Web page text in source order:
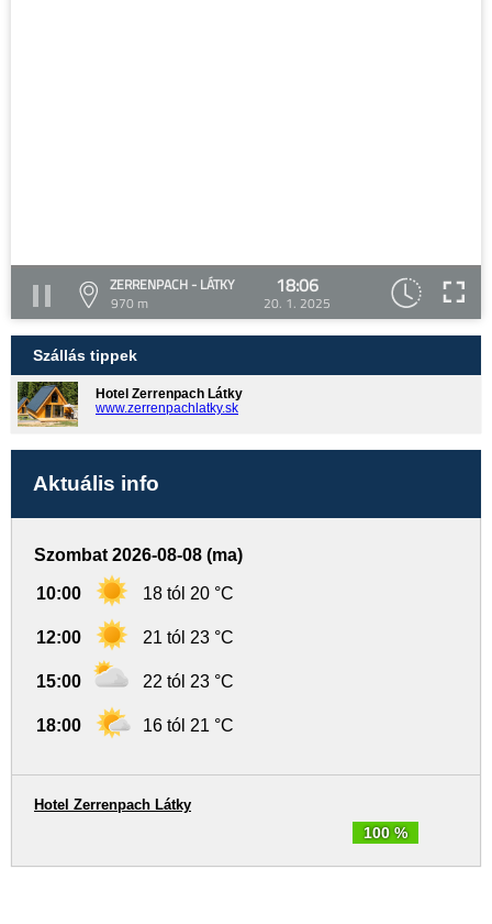
ZERRENPACH - LÁTKY
970 m
18:06
20. 1. 2025
Szállás tippek
Hotel Zerrenpach Látky
www.zerrenpachlatky.sk
Aktuális info
Szombat 2026-08-08 (ma)
10:00 18 tól 20 °C
12:00 21 tól 23 °C
15:00 22 tól 23 °C
18:00 16 tól 21 °C
100 %
Hotel Zerrenpach Látky